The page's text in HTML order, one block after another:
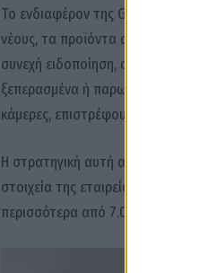
Το ενδιαφέρον της Gen Z για
νέους, τα προϊόντα αυτά
συνεχή ειδοποίηση, αδιάκοπη
ξεπερασμένα ή παρωχημένα,
κάμερες, επιστρέφουν σήμερα
Η στρατηγική αυτή αποδείχθηκε
στοιχεία της εταιρείας, τα
περισσότερα από 7.000